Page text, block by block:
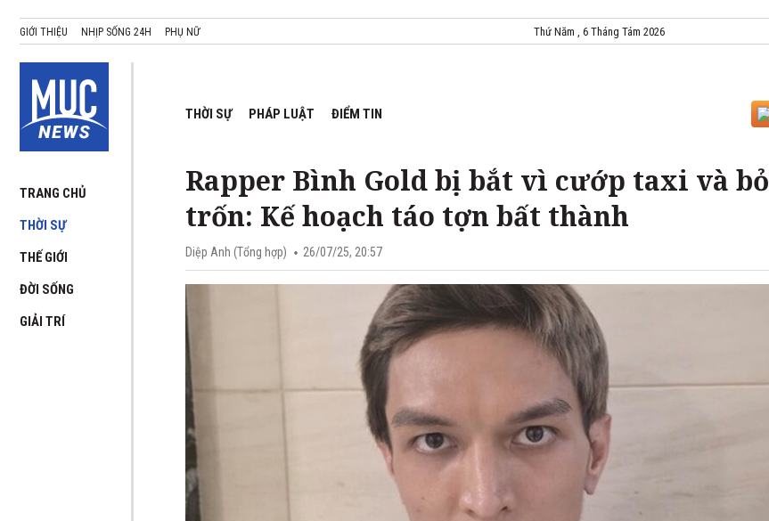
GIỚI THIỆU NHỊP SỐNG 24H PHỤ NỮ Thứ Năm , 6 Tháng Tám 2026
TRANG CHỦ
THỜI SỰ
THẾ GIỚI
ĐỜI SỐNG
GIẢI TRÍ
THỜI SỰ PHÁP LUẬT ĐIỂM TIN
Rapper Bình Gold bị bắt vì cướp taxi và bỏ
trốn: Kế hoạch táo tợn bất thành
Diệp Anh (Tổng hợp) 26/07/25, 20:57